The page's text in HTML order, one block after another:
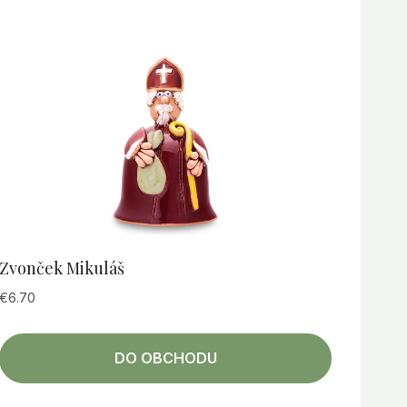
Zvonček Mikuláš
€6.70
DO OBCHODU